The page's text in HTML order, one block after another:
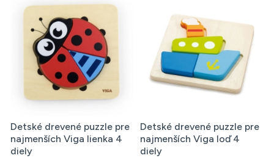
Detské drevené puzzle pre
najmenších Viga lienka 4
diely
Detské drevené puzzle pre
najmenších Viga loď 4
diely